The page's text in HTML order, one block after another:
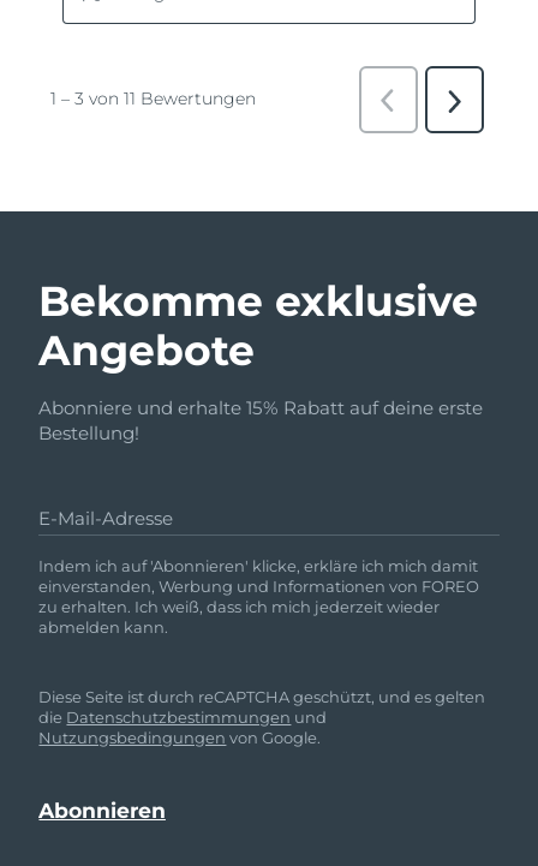
Bekomme exklusive
Angebote
Abonniere und erhalte 15% Rabatt auf deine erste
Bestellung!
E-Mail-Adresse
Indem ich auf 'Abonnieren' klicke, erkläre ich mich damit
einverstanden, Werbung und Informationen von FOREO
zu erhalten. Ich weiß, dass ich mich jederzeit wieder
abmelden kann.
Diese Seite ist durch reCAPTCHA geschützt, und es gelten
die Datenschutzbestimmungen und
Nutzungsbedingungen von Google.